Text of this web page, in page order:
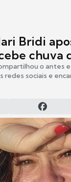
Bridi
chuva
o antes
redes sociais e